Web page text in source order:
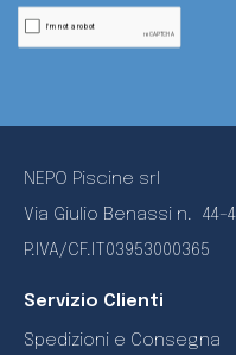
NEPO Piscine srl
Via Giulio Benassi n.
44-
P.IVA/CF.IT03953000365
Servizio Clienti
Spedizioni e Consegna